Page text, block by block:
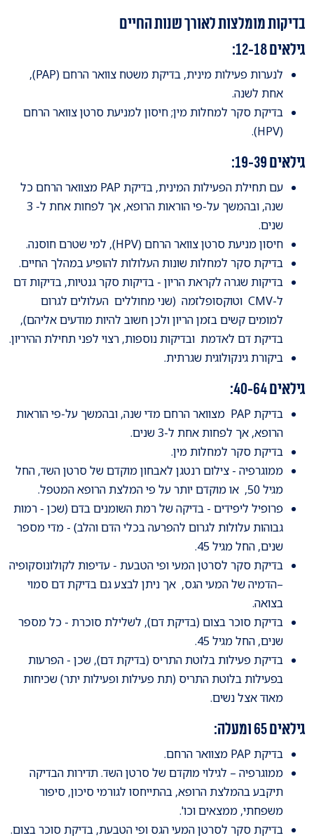
בדיקות מומלצות לאורך שנות החיים
גילאים 12-18:
לנערות פעילות מינית, בדיקת משטח צוואר הרחם (PAP),
אחת לשנה.
בדיקת סקר למחלות מין; חיסון למניעת סרטן צוואר הרחם
(HPV).
גילאים 19-39:
עם תחילת הפעילות המינית, בדיקת PAP מצוואר הרחם כל
שנה, ובהמשך על-פי הוראות הרופא, אך לפחות אחת ל- 3
שנים.
חיסון מניעת סרטן צוואר הרחם (HPV), למי שטרם חוסנה.
בדיקת סקר למחלות שונות העלולות להופיע במהלך החיים.
בדיקות שגרה לקראת הריון - בדיקות סקר גנטיות, בדיקות דם
ל-CMV וטוקסופלזמה (שני מחוללים העלולים לגרום
למומים קשים בזמן הריון ולכן חשוב להיות מודעים אליהם),
בדיקת דם לאדמת ובדיקות נוספות, רצוי לפני תחילת ההיריון.
ביקורת גינקולוגית שגרתית.
גילאים 40-64:
בדיקת PAP מצוואר הרחם מדי שנה, ובהמשך על-פי הוראות
הרופא, אך לפחות אחת ל-3 שנים.
בדיקת סקר למחלות מין.
ממוגרפיה - צילום רנטגן לאבחון מוקדם של סרטן השד, החל
מגיל 50, או מוקדם יותר על פי המלצת הרופא המטפל.
פרופיל ליפידים - בדיקה של רמת השומנים בדם (שכן - רמות
גבוהות עלולות לגרום להפרעה בכלי הדם והלב) - מדי מספר
שנים, החל מגיל 45.
בדיקת סקר לסרטן המעי ופי הטבעת - עדיפות לקולונוסקופיה
–הדמיה של המעי הגס, אך ניתן לבצע גם בדיקת דם סמוי
בצואה.
בדיקת סוכר בצום (בדיקת דם), לשלילת סוכרת - כל מספר
שנים, החל מגיל 45.
בדיקת פעילות בלוטת התריס (בדיקת דם), שכן - הפרעות
בפעילות בלוטת התריס (תת פעילות ופעילות יתר) שכיחות
מאוד אצל נשים.
גילאים 65 ומעלה:
בדיקת PAP מצוואר הרחם.
ממוגרפיה – לגילוי מוקדם של סרטן השד. תדירות הבדיקה
תיקבע בהמלצת הרופא, בהתייחסו לגורמי סיכון, סיפור
משפחתי, ממצאים וכו'.
בדיקת סקר לסרטן המעי הגס ופי הטבעת, בדיקת סוכר בצום.